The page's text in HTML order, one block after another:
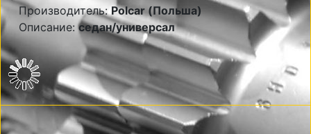
Производитель:Polcar (Польша)
Описание:седан/универсал